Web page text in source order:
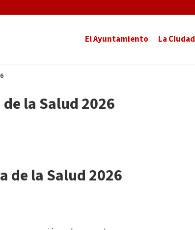
El Ayuntamiento La Ciudad
la Salud 2026
de la Salud 2026